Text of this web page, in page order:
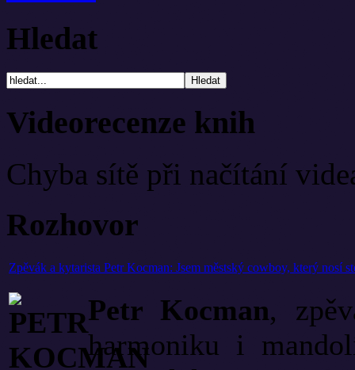
Hledat
Videorecenze knih
Chyba sítě při načítání
Rozhovor
Zpěvák a kytarista Petr Kocman: Jsem městský cowboy, který nosí
Petr Kocman,
harmoniku i